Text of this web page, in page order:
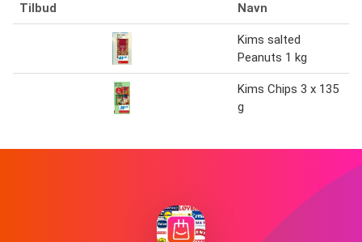
Tilbud Navn
Kims salted
Peanuts 1 kg
Kims Chips 3 x 135
g